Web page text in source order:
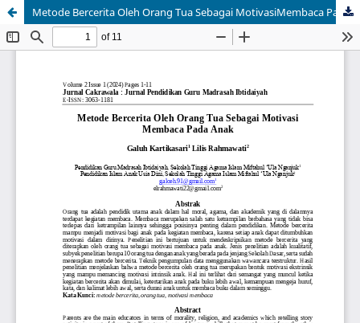
Metode Bercerita Oleh Orang Tua Sebagai MotivasiMembaca Pada Anak